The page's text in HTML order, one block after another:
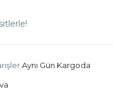
Aynı Gün Kargoda